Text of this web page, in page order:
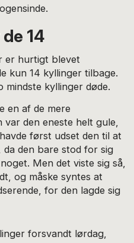
14
er hurtigt blevet
kun 14 kyllinger tilbage.
mindste kyllinger døde.
en af de mere
var den eneste helt gule,
først udset den til at
den bare stod for sig
Men det viste sig så,
og måske syntes at
for den lagde sig
forsvandt lørdag,